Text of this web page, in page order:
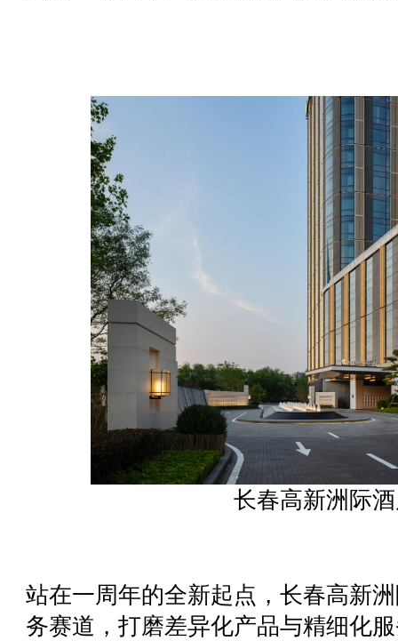
长春高新洲际
站在一周年的全新起点，长春高新
务赛道，打磨差异化产品与精细化